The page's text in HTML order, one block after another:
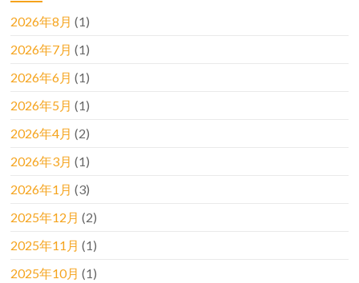
2026年8月 (1)
2026年7月 (1)
2026年6月 (1)
2026年5月 (1)
2026年4月 (2)
2026年3月 (1)
2026年1月 (3)
2025年12月 (2)
2025年11月 (1)
2025年10月 (1)